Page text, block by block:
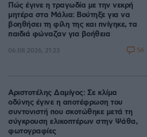
Πώς έγινε η τραγωδία με την νεκρή
μητέρα στα Μάλια: Βούτηξε για να
βοηθήσει τη φίλη της και πνίγηκε, τα
παιδιά φώναζαν για βοήθεια
06.08.2026, 21:23 56
Αριστοτέλης Δαμίγος: Σε κλίμα
οδύνης έγινε η αποτέφρωση του
συντονιστή που σκοτώθηκε μετά τη
σύγκρουση ελικοπτέρων στην Ψάθα,
φωτογραφίες